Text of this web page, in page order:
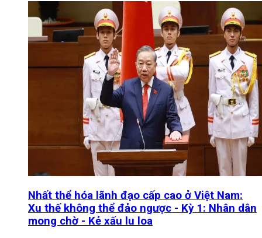
Nhất thể hóa lãnh đạo cấp cao ở Việt Nam:
Xu thế không thể đảo ngược - Kỳ 1: Nhân dân
mong chờ - Kẻ xấu lu loa